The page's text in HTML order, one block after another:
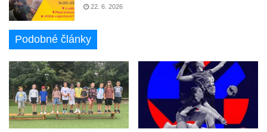
22. 6. 2026
Podobné články